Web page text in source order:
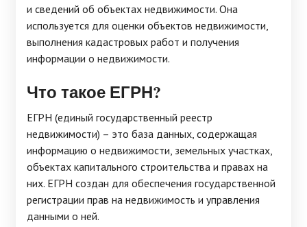
и сведений об объектах недвижимости. Она
используется для оценки объектов недвижимости,
выполнения кадастровых работ и получения
информации о недвижимости.
Что такое ЕГРН?
ЕГРН (единый государственный реестр
недвижимости) – это база данных, содержащая
информацию о недвижимости, земельных участках,
объектах капитального строительства и правах на
них. ЕГРН создан для обеспечения государственной
регистрации прав на недвижимость и управления
данными о ней.